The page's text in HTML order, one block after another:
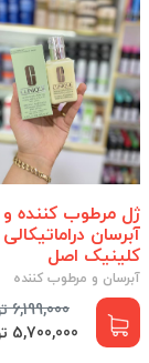
ژل مرطوب کننده و
آبرسان دراماتیکالی
کلینیک اصل
آبرسان و مرطوب کننده
6,199,000 تومان
5,700,000 تومان